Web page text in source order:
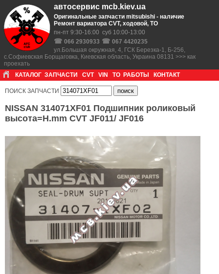
автосервис mcb.kiev.ua
Оригинальные запчасти mitsubishi - наличие
Ремонт вариатора CVT, ходовой, ТО
пн-пт 9:30-16:00 суб 10:00-13:00
☎ 066 2930933 ☎ 067 4420235
ул.Большая окружная, 4, ГСК Березка-1, Б-256,
с.Софиевская Борщаговка, Киевская область, Украина 08131 >>> как
проехать
КАТАЛОГ ЗАПЧАСТИ CVT VIN ТО РАБОТЫ КОНТАКТ
ПОИСК ЗАПЧАСТИ
NISSAN 314071XF01 Подшипник роликовый
высота=H.mm CVT JF011/ JF016